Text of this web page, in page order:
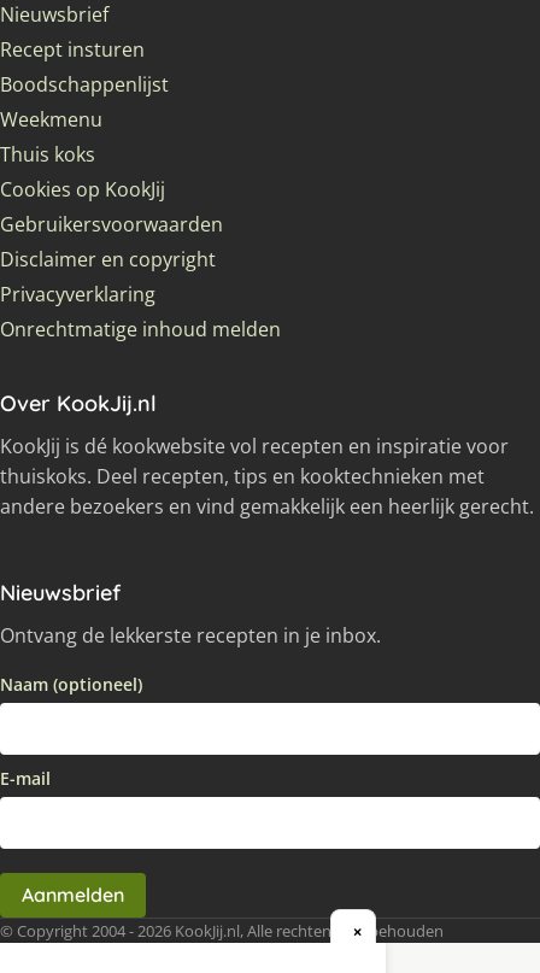
Nieuwsbrief
Recept insturen
Boodschappenlijst
Weekmenu
Thuis koks
Cookies op KookJij
Gebruikersvoorwaarden
Disclaimer en copyright
Privacyverklaring
Onrechtmatige inhoud melden
Over KookJij.nl
KookJij is dé kookwebsite vol recepten en inspiratie voor
thuiskoks. Deel recepten, tips en kooktechnieken met
andere bezoekers en vind gemakkelijk een heerlijk gerecht.
Nieuwsbrief
Ontvang de lekkerste recepten in je inbox.
Naam (optioneel)
E-mail
Aanmelden
© Copyright 2004 - 2026 KookJij.nl, Alle rechten voorbehouden
×